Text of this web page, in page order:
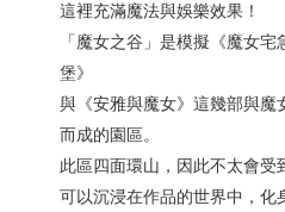
這裡充滿魔法與娛樂效果！
「魔女之谷」是模擬《魔女
堡》
與《安雅與魔女》這幾部與魔
而成的園區。
此區四面環山，因此不太會受
可以沉浸在作品的世界中，化